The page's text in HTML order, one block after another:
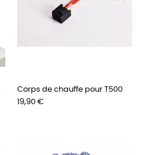
Corps de chauffe pour T500
Preis
19,90 €